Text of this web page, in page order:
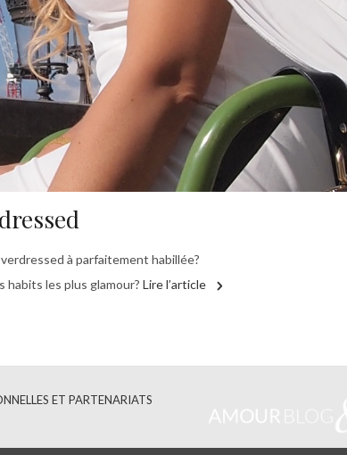
à parfaitement habillée?
habits les plus glamour? Lire l’article
ET PARTENARIATS